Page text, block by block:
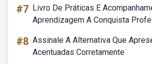
#7 Livro De Práticas E
Aprendizagem A Conquista
#8 Assinale A Alternativa Que
Acentuadas Corretamente